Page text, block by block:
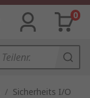
0
/ Sicherheits I/O